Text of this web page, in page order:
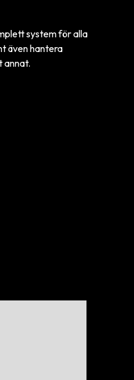
system för alla
även hantera
annat.